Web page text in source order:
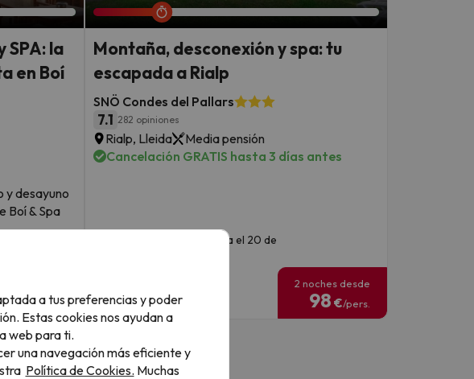
SPA: la
en Boí
y desayuno
Boí & Spa
72€/pers.
Montaña, desconexión y spa: tu
escapada a Rialp
SNÖ Condes del Pallars
7.1 282 opiniones
Rialp, Lleida
Media pensión
Cancelación GRATIS hasta 3 días antes
Fechas para viajar: hasta el 20 de
2 noches desde
98 €/pers.
a tus preferencias y poder
Estas cookies nos ayudan a
web para ti.
una navegación más eficiente y
Política de Cookies. Muchas